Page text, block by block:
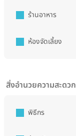
ร้านอาหาร
ห้องจัดเลี้ยง
สิ่งอำนวยความสะดวก
พิธีกร